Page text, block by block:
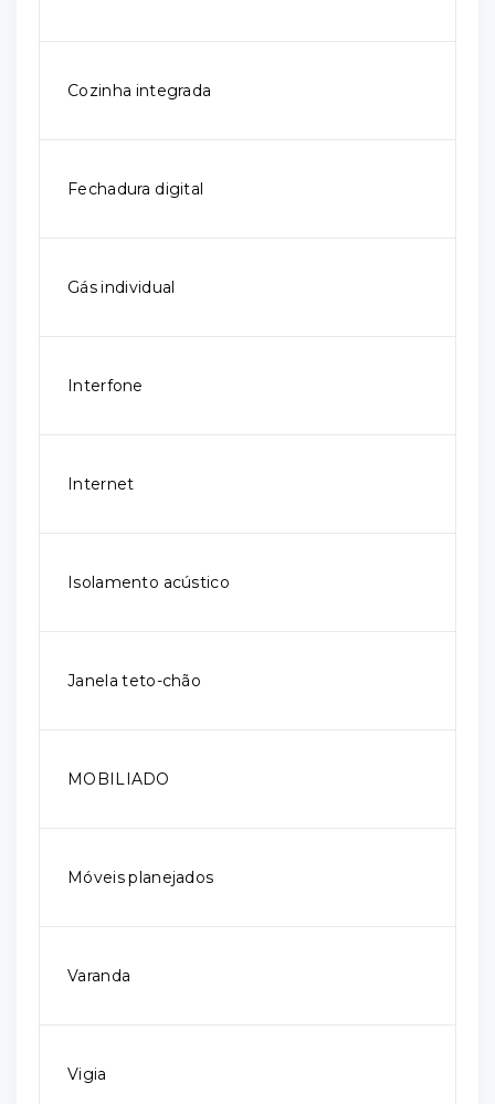
Cozinha integrada
Fechadura digital
Gás individual
Interfone
Internet
Isolamento acústico
Janela teto-chão
MOBILIADO
Móveis planejados
Varanda
Vigia